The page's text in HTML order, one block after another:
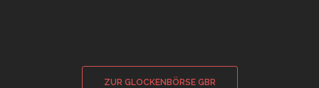
ZUR GLOCKENBÖRSE GBR